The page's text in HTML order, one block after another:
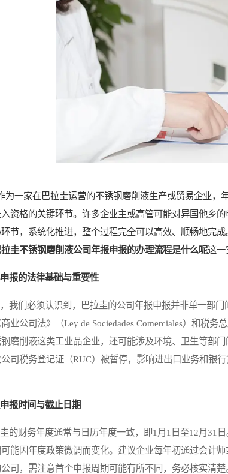
一家在巴拉圭运营的不锈钢磨削液生产或贸易企业，
资格的关键环节。许多企业主或高管可能对异国他乡
节，系统化推进，整个过程完全可以高效、顺畅地完
拉圭不锈钢磨削液公司年报申报的办理流程是什么呢这一
报的法律基础与重要性
们必须认识到，巴拉圭的公司年报申报并非单一部门
业公司法》（Ley de Sociedades Comerciales）和税务
磨削液这类工业品企业，还可能涉及环境、卫生等部
司税务登记证（RUC）被暂停，影响进出口业务和银
报时间与截止日期
财务年度通常与日历年度一致，即1月1日至12月31日
能因年度政策微调而变化。建议企业每年初通过会计
司，需注意首个申报周期可能有所不同，务必核实清楚